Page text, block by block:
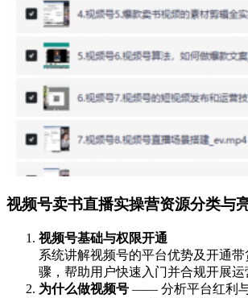
视频号卖书直播实操营资源分类与
视频号基础与权限开通
系统讲解视频号的平台优势及开通
骤，帮助用户快速入门并合规开展运
为什么做视频号 —— 分析平台红利